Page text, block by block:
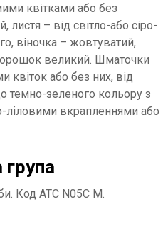
квітками або без
листя – від світло-або сіро-
віночка – жовтуватий,
великий. Шматочки
квіток або без них, від
темно-зеленого кольору з
ліловими вкрапленнями або
Код АТС N05C M.